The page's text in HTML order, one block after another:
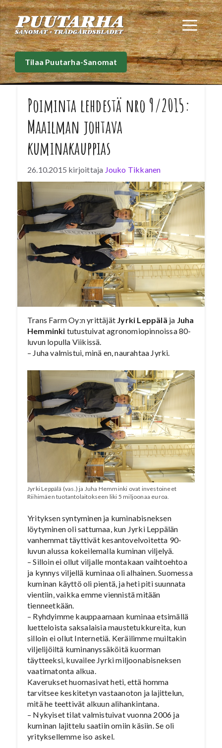
Siirry
sisältöön
Tilaa Puutarha-Sanomat
Poiminta lehdestä nro 9/2015:
Maailman johtava
kuminakauppias
26.10.2015 kirjoittaja Jouko Tikkanen
Kumituotteita valmistanut Nokia nousi
2000-luvun alussa maailman johtavaksi
kännykänvalmistajaksi. Samoin Trans Farm
Oy sopimusviljelijöineen nousi maailman
johtavaksi kuminan valmistajiksi ja on sitä
edelleen. Suomalaisen kuminan laatu tekee
siitä halutun tuotteen
maailmanmarkkinoilla. Yritys sai
Valtakunnallisen yrittäjäpalkinnon 2015.
[PUUTARHA-SANOMAT: RIIHIMÄKI]
Trans Farm Oy:n yrittäjät Jyrki Leppälä ja Juha
Hemminki tutustuivat agronomiopinnoissa 80-
luvun lopulla Viikissä.
– Juha valmistui, minä en, naurahtaa Jyrki.
Jyrki Leppälä (vas.) ja Juha Hemminki ovat investoineet
Riihimäen tuotantolaitokseen liki 5 miljoonaa euroa.
Yrityksen syntyminen ja kuminabisneksen
löytyminen oli sattumaa, kun Jyrki Leppälän
vanhemmat täyttivät kesantovelvoitetta 90-
luvun alussa kokeilemalla kuminan viljelyä.
– Silloin ei ollut viljalle montakaan vaihtoehtoa
ja kynnys viljellä kuminaa oli alhainen. Suomessa
kuminan käyttö oli pientä, ja heti piti suunnata
vientiin, vaikka emme viennistä mitään
tienneetkään.
– Ryhdyimme kauppaamaan kuminaa etsimällä
luetteloista saksalaisia maustetukkureita, kun
silloin ei ollut Internetiä. Keräilimme muiltakin
viljelijöiltä kuminanyssäköitä kuorman
täytteeksi, kuvailee Jyrki miljoonabisneksen
vaatimatonta alkua.
Kaverukset huomasivat heti, että homma
tarvitsee keskitetyn vastaanoton ja lajittelun,
mitä he teettivät alkuun alihankintana.
– Nykyiset tilat valmistuivat vuonna 2006 ja
kuminan lajittelu saatiin omiin käsiin. Se oli
yrityksellemme iso askel.